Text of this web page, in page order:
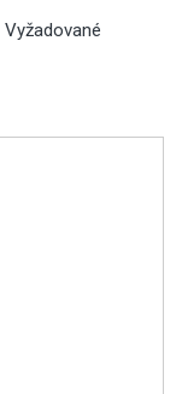
Vyžadované